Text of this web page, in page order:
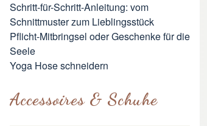
Schritt-für-Schritt-Anleitung: vom
Schnittmuster zum Lieblingsstück
Pflicht-Mitbringsel oder Geschenke für die
Seele
Yoga Hose schneidern
Accessoires & Schuhe